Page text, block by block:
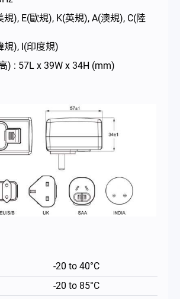
規), E(歐規), K(英規), A(澳規), C(陸
I(印度規)
) : 57L x 39W x 34H (mm)
-20 to 40°C
-20 to 85°C